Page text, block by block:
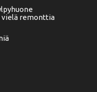
vielä remonttia